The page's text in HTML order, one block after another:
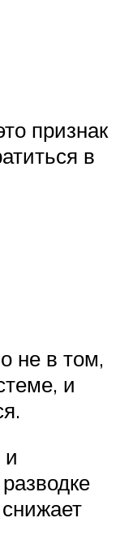
признак
в
не в том,
и
и